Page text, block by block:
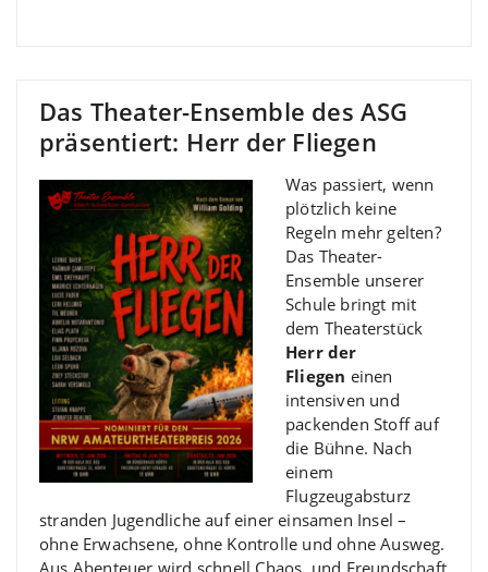
Das Theater-Ensemble des ASG
präsentiert: Herr der Fliegen
Was passiert, wenn
plötzlich keine
Regeln mehr gelten?
Das Theater-
Ensemble unserer
Schule bringt mit
dem Theaterstück
Herr der
Fliegen einen
intensiven und
packenden Stoff auf
die Bühne. Nach
einem
Flugzeugabsturz
stranden Jugendliche auf einer einsamen Insel –
ohne Erwachsene, ohne Kontrolle und ohne Ausweg.
Aus Abenteuer wird schnell Chaos, und Freundschaft